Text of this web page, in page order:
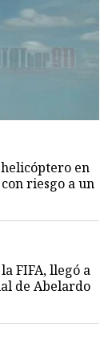
en
riesgo a un
FIFA, llegó a
de Abelardo